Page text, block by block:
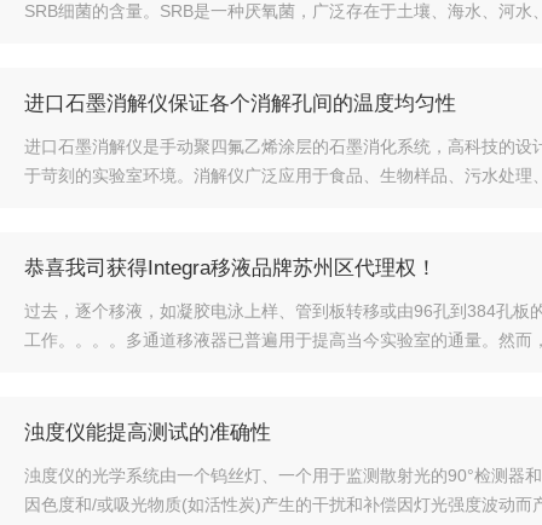
SRB细菌的含量。SRB是一种厌氧菌，广泛存在于土壤、海水、河
进口石墨消解仪保证各个消解孔间的温度均匀性
进口石墨消解仪是手动聚四氟乙烯涂层的石墨消化系统，高科技的
于苛刻的实验室环境。消解仪广泛应用于食品、生物样品、污水处
恭喜我司获得Integra移液品牌苏州区代理权！
过去，逐个移液，如凝胶电泳上样、管到板转移或由96孔到384孔
工作。。。。多通道移液器已普遍用于提高当今实验室的通量。然
浊度仪能提高测试的准确性
浊度仪的光学系统由一个钨丝灯、一个用于监测散射光的90°检测器
因色度和/或吸光物质(如活性炭)产生的干扰和补偿因灯光强度波动